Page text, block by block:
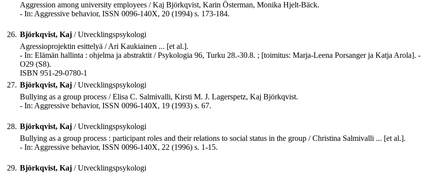
Aggression among university employees / Kaj Björkqvist, Karin Österman, Monika Hjelt-Bäck.
- In: Aggressive behavior, ISSN 0096-140X, 20 (1994) s. 173-184.
26. Björkqvist, Kaj / Utvecklingspsykologi
Agressioprojektin esittelyä / Ari Kaukiainen ... [et al.].
- In: Elämän hallinta : ohjelma ja abstraktit / Psykologia 96, Turku 28.-30.8. ; [toimitus: Marja-Leena Porsanger ja Katja
O29 (S8).
ISBN 951-29-0780-1
27. Björkqvist, Kaj / Utvecklingspsykologi
Bullying as a group process / Elisa C. Salmivalli, Kirsti M. J. Lagerspetz, Kaj Björkqvist.
- In: Aggressive behavior, ISSN 0096-140X, 19 (1993) s. 67.
28. Björkqvist, Kaj / Utvecklingspsykologi
Bullying as a group process : participant roles and their relations to social status in the group / Christina Salmivalli ... [et al.].
- In: Aggressive behavior, ISSN 0096-140X, 22 (1996) s. 1-15.
29. Björkqvist, Kaj / Utvecklingspsykologi